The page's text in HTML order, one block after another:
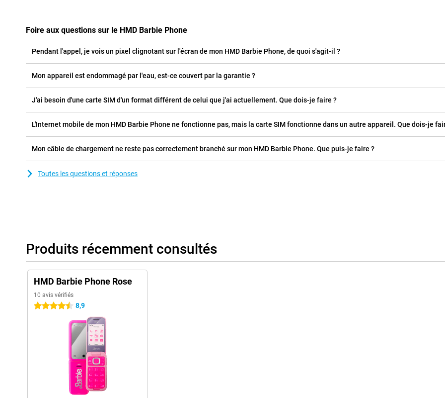
Foire aux questions sur le HMD Barbie Phone
Pendant l'appel, je vois un pixel clignotant sur l'écran de mon HMD Barbie Phone, de quoi s'agit-il ?
Mon appareil est endommagé par l'eau, est-ce couvert par la garantie ?
J'ai besoin d'une carte SIM d'un format différent de celui que j'ai actuellement. Que dois-je faire ?
L'Internet mobile de mon HMD Barbie Phone ne fonctionne pas, mais la carte SIM fonctionne dans un autre appareil. Que dois-je
Mon câble de chargement ne reste pas correctement branché sur mon HMD Barbie Phone. Que puis-je faire ?
Toutes les questions et réponses
Produits récemment consultés
HMD Barbie Phone Rose
10 avis vérifiés
4.5 étoiles 8,9